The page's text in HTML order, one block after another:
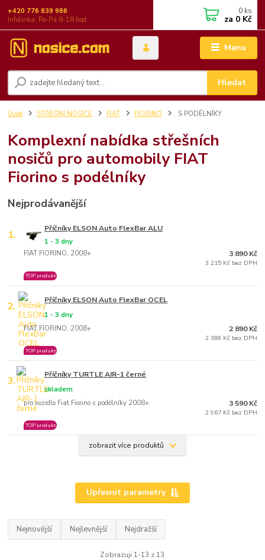
Menu
Hledat
+420 776 839 986
Infolinka: Po-Pá 8-18 hod.
0 ks
za 0 Kč
Úvod STŘEŠNÍ NOSIČE FIAT FIORINO S PODÉLNÍKY
Komplexní nabídka střešních
nosičů pro automobily FIAT
Fiorino s podélníky
Nejprodávanější
1. Příčníky ELSON Auto FlexBar ALU
FIAT FIORINO, 2008+
1 - 3 dny
TOP produkt
3 890 Kč
3 215 Kč bez DPH
2. Příčníky ELSON Auto FlexBar OCEL
FIAT FIORINO, 2008+
1 - 3 dny
TOP produkt
2 890 Kč
2 388 Kč bez DPH
3. Příčníky TURTLE AIR-1 černé
pro vozidlo Fiat Fiorino s podélníky 2008+
skladem
TOP produkt
3 590 Kč
2 967 Kč bez DPH
zobrazit více produktů
Upřesnit parametry
Nejnovější Nejlevnější Nejdražší
Zobrazuji 1-13 z 13